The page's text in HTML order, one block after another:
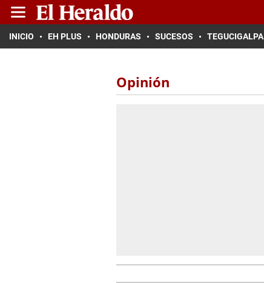
INICIO EH PLUS HONDURAS SUCESOS TEGUCIGALPA
Opinión